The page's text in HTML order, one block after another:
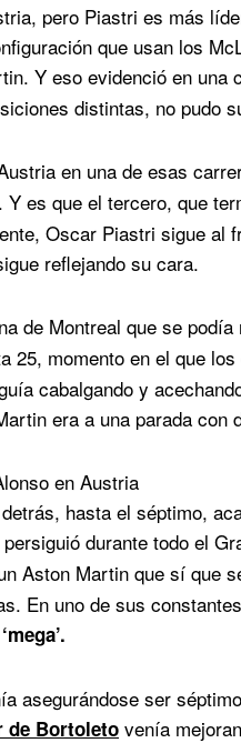
pero Piastri es más
que usan los
Y eso evidenció en una
distintas, no pudo
en una de esas
. Y es que el tercero, que
Oscar Piastri sigue al
reflejando su cara.
de Montreal que se podía
25, momento en el que
cabalgando y
era a una parada con
en Austria
hasta el séptimo,
durante todo el
Aston Martin que sí que
En uno de sus
asegurándose ser
de Bortoleto venía